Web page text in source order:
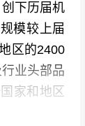
下历届机
模较上届
区的2400
业头部品
家和地区